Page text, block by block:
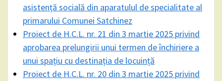
asistență socială din aparatulul de specialitate al
primarului Comunei Satchinez
Proiect de H.C.L. nr. 21 din 3 martie 2025 privind
aprobarea prelungirii unui termen de închiriere a
unui spațiu cu destinația de locuință
Proiect de H.C.L. nr. 20 din 3 martie 2025 privind